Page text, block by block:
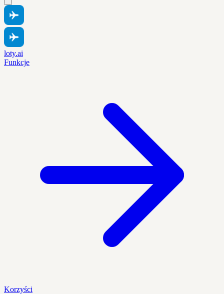
loty.ai
Funkcje
Korzyści